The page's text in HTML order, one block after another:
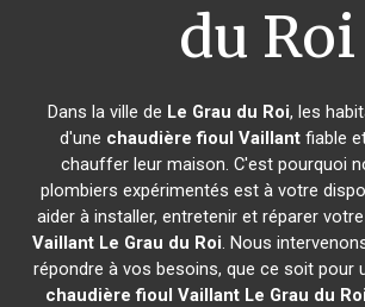
du Roi
Dans la ville de Le Grau du Roi, les
d'une chaudière fioul Vaillantfiable
chauffer leur maison. C'est pourquoi
plombiers expérimentés est à votre
aider à installer, entretenir et réparer votre
Vaillant Le Grau du Roi. Nous
répondre à vos besoins, que ce soit pour
chaudière fioul Vaillant Le Grau du Roi